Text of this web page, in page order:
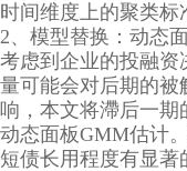
时间维度上的聚类标
2、模型替换：动态
考虑到企业的投融
量可能会对后期的被
响，本文将滯后一
动态面板GMM估计
短债长用程度有显著